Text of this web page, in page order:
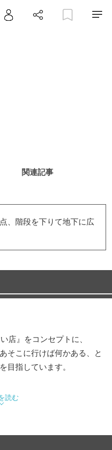
関連記事
、階段を下りて地下に広
店』をコンセプトに、
そこに行けば何かある、と
目指しています。
読む